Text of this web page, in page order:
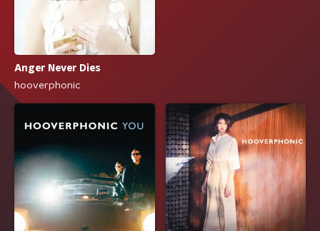
Anger Never Dies
hooverphonic